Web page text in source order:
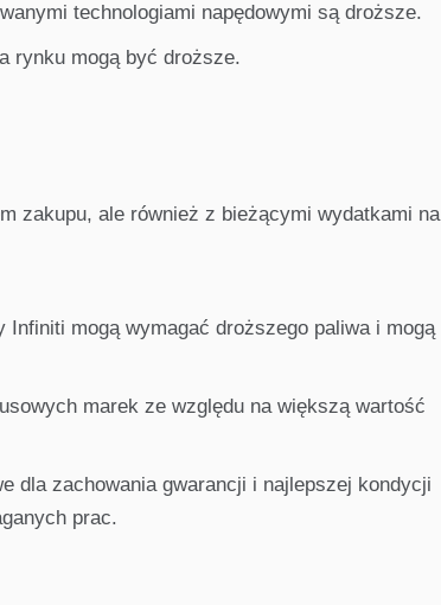
technologiami napędowymi są droższe.
rynku mogą być droższe.
zakupu, ale również z bieżącymi wydatkami na
mogą wymagać droższego paliwa i mogą
marek ze względu na większą wartość
dla zachowania gwarancji i najlepszej kondycji
prac.